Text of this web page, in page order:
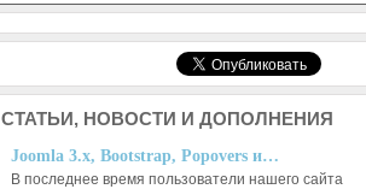
СТАТЬИ, НОВОСТИ И ДОПОЛНЕНИЯ
Joomla 3.x, Bootstrap, Popovers и…
В последнее время пользователи нашего сайта